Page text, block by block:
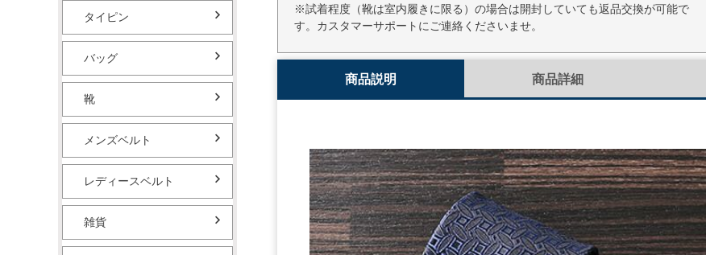
タイピン
バッグ
靴
メンズベルト
レディースベルト
雑貨
※試着程度（靴は室内履きに限る）の場合は開封していても返品交換が可能で
す。カスタマーサポートにご連絡くださいませ。
商品説明 商品詳細